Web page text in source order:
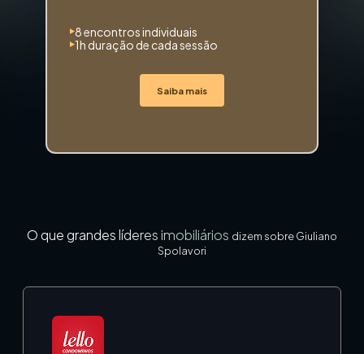
8 encontros individuais
1h duração de cada sessão
Saiba mais
O que grandes líderes imobiliários dizem sobre Giuliano
Spolavori